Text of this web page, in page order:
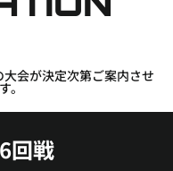
会が決定次第ご案内させ
。
回戦